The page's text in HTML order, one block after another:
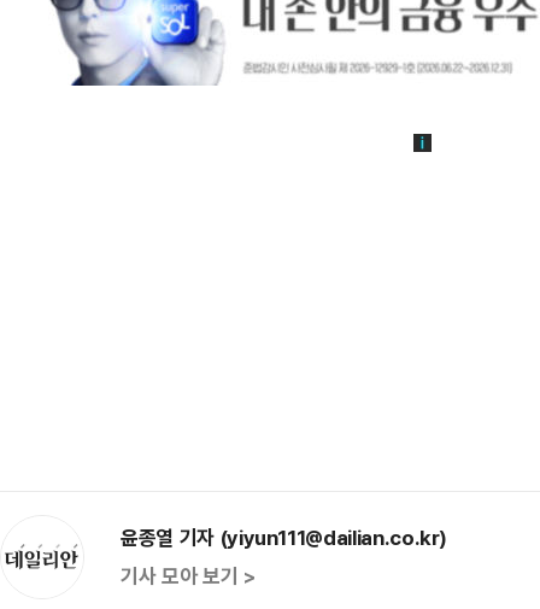
윤종열 기자 (yiyun111@dailian.co.kr)
기사 모아 보기 >